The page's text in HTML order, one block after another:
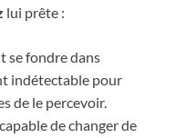
lui prête :
se fondre dans
indétectable pour
de le percevoir.
de changer de